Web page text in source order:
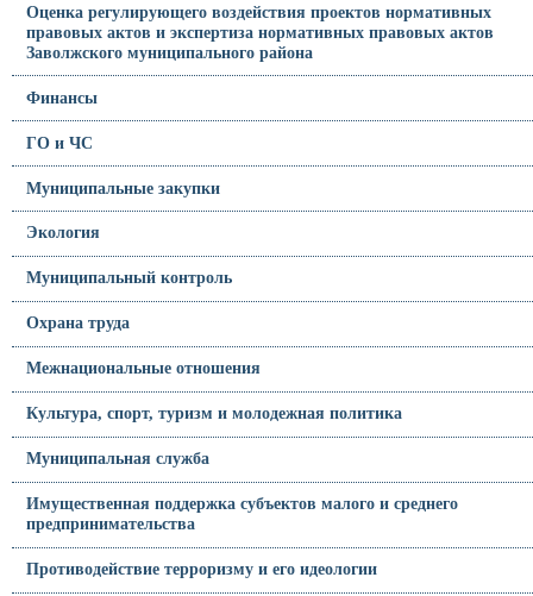
Оценка регулирующего воздействия проектов нормативных
правовых актов и экспертиза нормативных правовых актов
Заволжского муниципального района
Финансы
ГО и ЧС
Муниципальные закупки
Экология
Муниципальный контроль
Охрана труда
Межнациональные отношения
Культура, спорт, туризм и молодежная политика
Муниципальная служба
Имущественная поддержка субъектов малого и среднего
предпринимательства
Противодействие терроризму и его идеологии